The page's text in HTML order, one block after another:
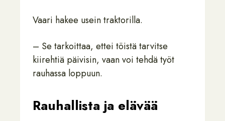
Vaari hakee usein traktorilla.
– Se tarkoittaa, ettei töistä tarvitse
kiirehtiä päivisin, vaan voi tehdä työt
rauhassa loppuun.
Rauhallista ja elävää